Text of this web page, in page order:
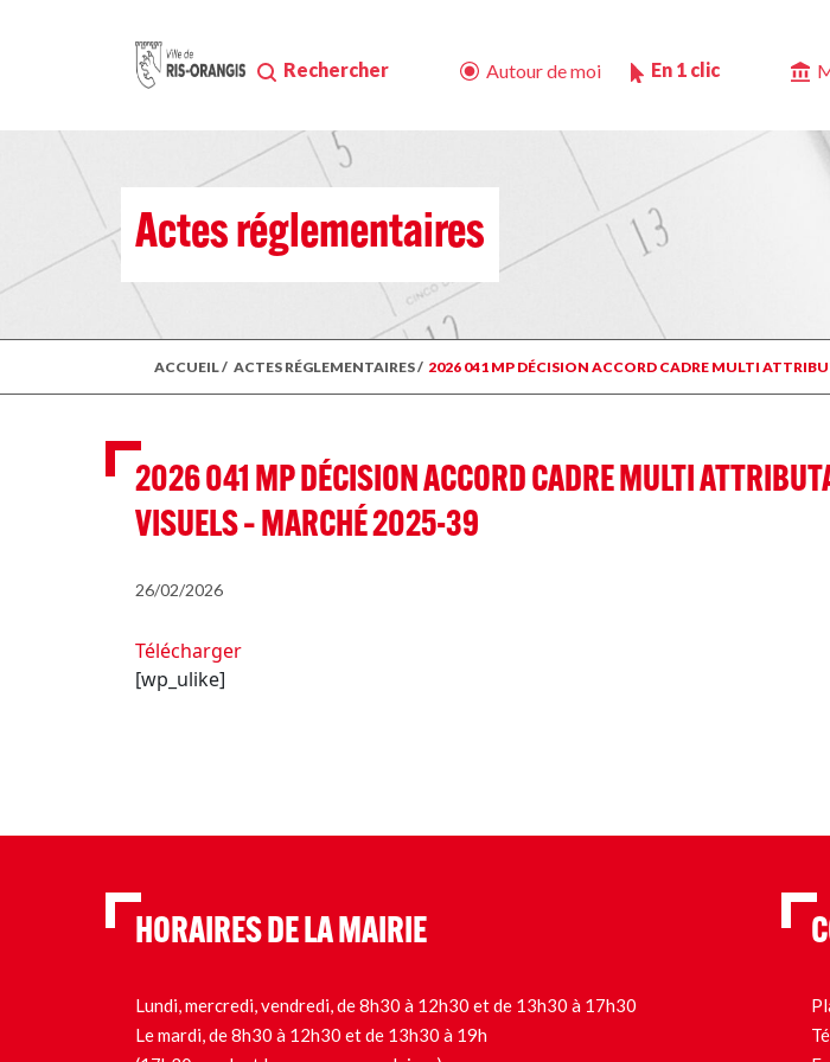
Rechercher Autour de moi En 1 clic
Actes réglementaires
ACCUEIL/ ACTES RÉGLEMENTAIRES/ 2026 041 MP DÉCISION ACCORD CADRE MULTI
2026 041 MP DÉCISION ACCORD CADRE MULTI
VISUELS – MARCHÉ 2025-39
26/02/2026
Télécharger
[wp_ulike]
HORAIRES DE LA MAIRIE
Lundi, mercredi, vendredi, de 8h30 à 12h30 et de 13h30 à 17h30
Le mardi, de 8h30 à 12h30 et de 13h30 à 19h